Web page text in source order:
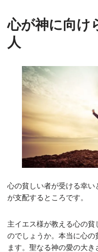
心が神に向け
人
心の貧しい者が受ける幸
が支配するところです。
主イエス様が教える心の
のでしょうか。本当に心
ます。聖なる神の愛の大